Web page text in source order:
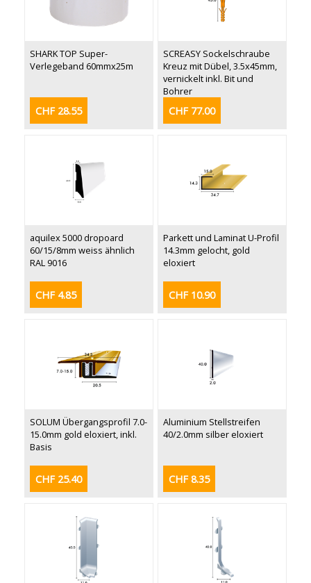
SHARK TOP Super-
Verlegeband 60mmx25m
CHF 28.55
SCREASY Sockelschraube
Kreuz mit Dübel, 3.5x45mm,
vernickelt inkl. Bit und
Bohrer
CHF 77.00
aquilex 5000 dropoard
60/15/8mm weiss ähnlich
RAL 9016
CHF 4.85
Parkett und Laminat U-Profil
14.3mm gelocht, gold
eloxiert
CHF 10.90
SOLUM Übergangsprofil 7.0-
15.0mm gold eloxiert, inkl.
Basis
CHF 25.40
Aluminium Stellstreifen
40/2.0mm silber eloxiert
CHF 8.35